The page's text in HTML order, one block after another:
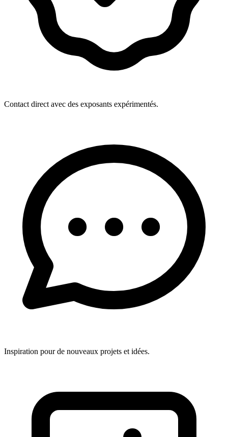
Contact direct avec des exposants expérimentés.
Inspiration pour de nouveaux projets et idées.